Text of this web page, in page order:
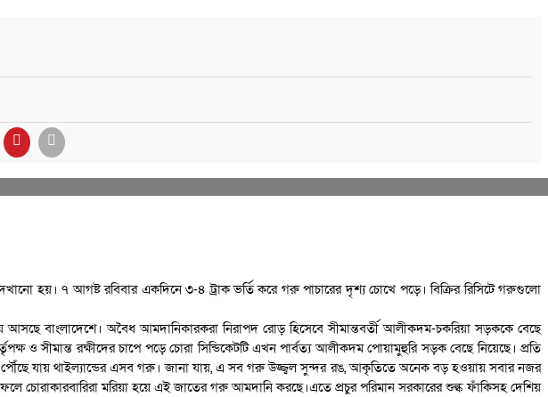
হয়। ৭ আগষ্ট রবিবার একদিনে ৩-৪ ট্রাক ভর্তি করে গরু পাচারের দৃশ্য চোখে পড়ে। বিক্রির রিসিটে গরুগুলো
আসছে বাংলাদেশে। অবৈধ আমদানিকারকরা নিরাপদ রোড় হিসেবে সীমান্তবর্তী আলীকদম-চকরিয়া সড়ককে বেছে
ও সীমান্ত রক্ষীদের চাপে পড়ে চোরা সিন্ডিকেটটি এখন পার্বত্য আলীকদম পোয়ামুহুরি সড়ক বেছে নিয়েছে। প্রতি
পৌঁছে যায় থাইল্যান্ডের এসব গরু। জানা যায়, এ সব গরু উজ্জ্বল সুন্দর রঙ, আকৃতিতে অনেক বড় হওয়ায় সবার নজর
চোরাকারবারিরা মরিয়া হয়ে এই জাতের গরু আমদানি করছে।এতে প্রচুর পরিমান সরকারের শুল্ক ফাঁকিসহ দেশিয়